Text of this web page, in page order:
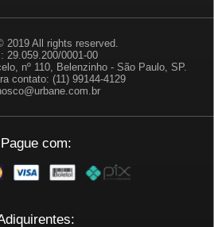
2019 All rights reserved.
29.059.200/0001-00
nº 110, Belenzinho - São Paulo, SP.
contato: (11) 99144-4129
Pague com: